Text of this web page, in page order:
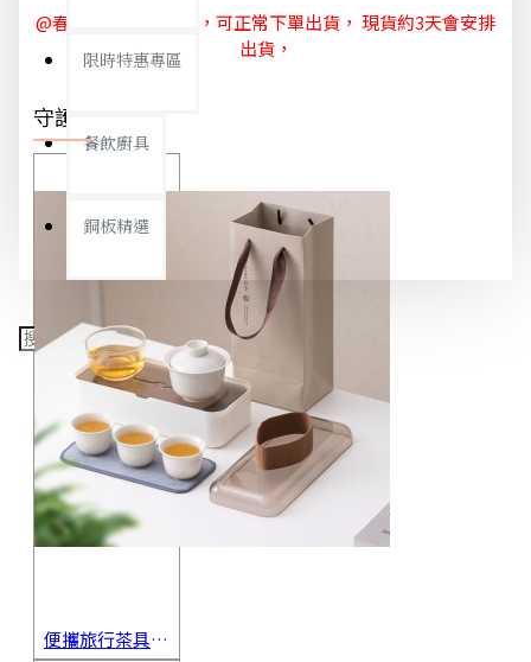
限時特惠專區
餐飲廚具
銅板精選
@春節休節 1/29~2/6，可正常下單出貨， 現貨約3天會安排
出貨，
守護你我
便攜旅行茶具組 茶杯 茶壺 陶瓷杯 泡茶組 茶具套裝 伴手禮 禮盒 禮品